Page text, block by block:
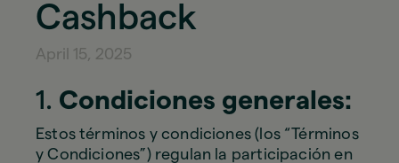
Cashback
April 15, 2025
1. Condiciones generales:
Estos términos y condiciones (los “Términos
y Condiciones”) regulan la participación en